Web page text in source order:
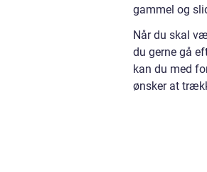
gammel og
Når du skal
du gerne gå
kan du med
ønsker at